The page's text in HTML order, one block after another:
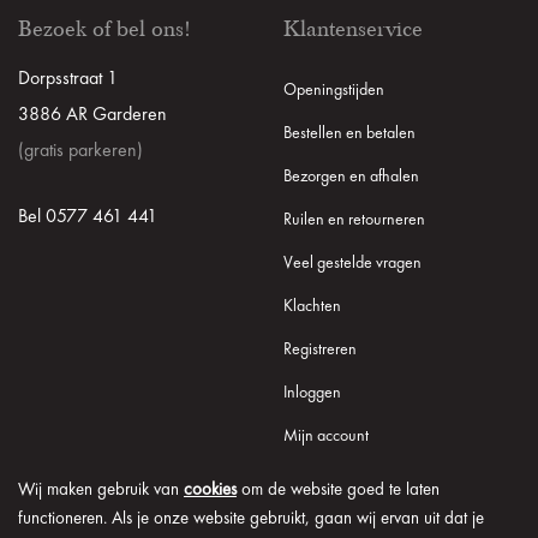
Wij maken gebruik van cookiesom de website goed te laten
functioneren. Als je onze website gebruikt, gaan wij ervan uit dat je
Bezoek of bel ons!
Dorpsstraat 1
3886 AR Garderen
(gratis parkeren)
Bel 0577 461 441
Klantenservice
Openingstijden
Bestellen en betalen
Bezorgen en afhalen
Ruilen en retourneren
Veel gestelde vragen
Klachten
Registreren
Inloggen
Mijn account